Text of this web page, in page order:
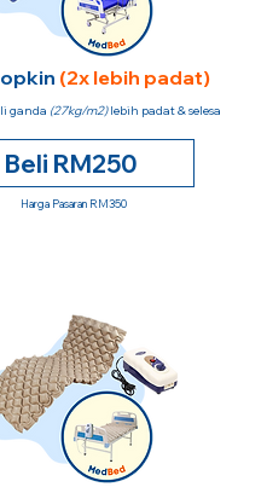
(2x lebih padat)
ganda (27kg/m2)lebih padat & selesa
Beli RM250
Harga Pasaran RM350